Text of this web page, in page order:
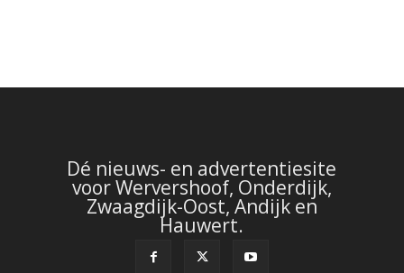
Dé nieuws- en advertentiesite
voor Wervershoof, Onderdijk,
Zwaagdijk-Oost, Andijk en
Hauwert.